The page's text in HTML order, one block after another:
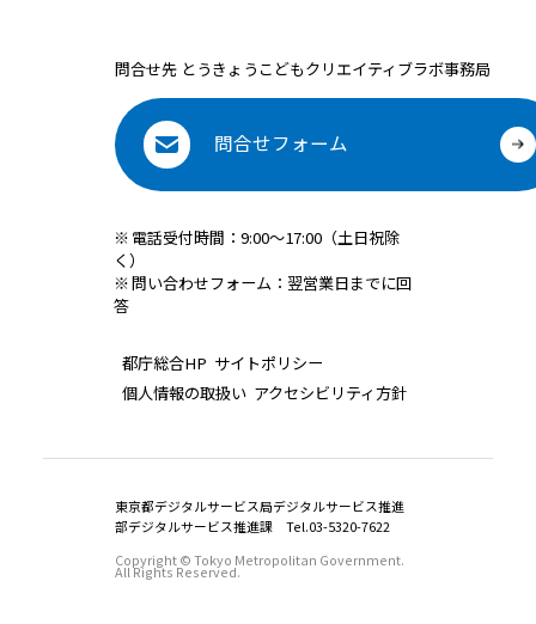
問合せ先 とうきょうこどもクリエイティブラボ事務局
問合せフォーム
※ 電話受付時間：9:00～17:00（土日祝除
く）
※問い合わせフォーム：翌営業日までに回
答
都庁総合HP サイトポリシー
個人情報の取扱い アクセシビリティ方針
東京都デジタルサービス局デジタルサービス推進
部デジタルサービス推進課 Tel.03-5320-7622
Copyright © Tokyo Metropolitan Government.
All Rights Reserved.